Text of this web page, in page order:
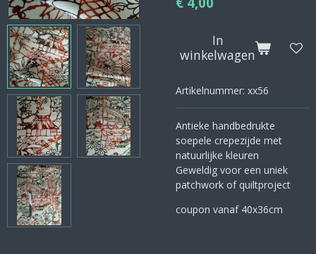
In
winkelwagen
Artikelnummer: xx56
Antieke handbedrukte
soepele crepezijde met
natuurlijke kleuren
Geweldig voor een uniek
patchwork of quiltproject
coupon vanaf 40x36cm